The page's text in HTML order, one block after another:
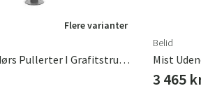
Flere varianter
Mist Udendørs Pullerter I Grafitstruktur E27
Belid
Mist
3 465